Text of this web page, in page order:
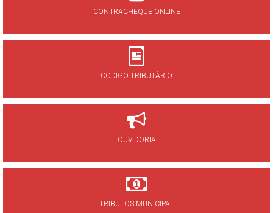
CONTRACHEQUE ONLINE
CÓDIGO TRIBUTÁRIO
OUVIDORIA
TRIBUTOS MUNICIPAL